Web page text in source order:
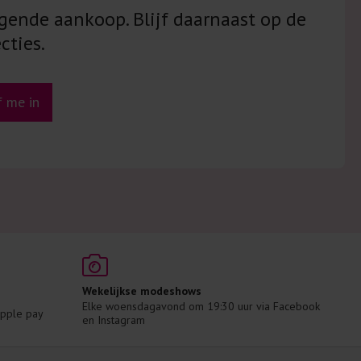
aankoop. Blijf daarnaast op de
me in
pay
Wekelijkse modeshows
Elke woensdagavond om 19:30 uur via Facebook
en Instagram